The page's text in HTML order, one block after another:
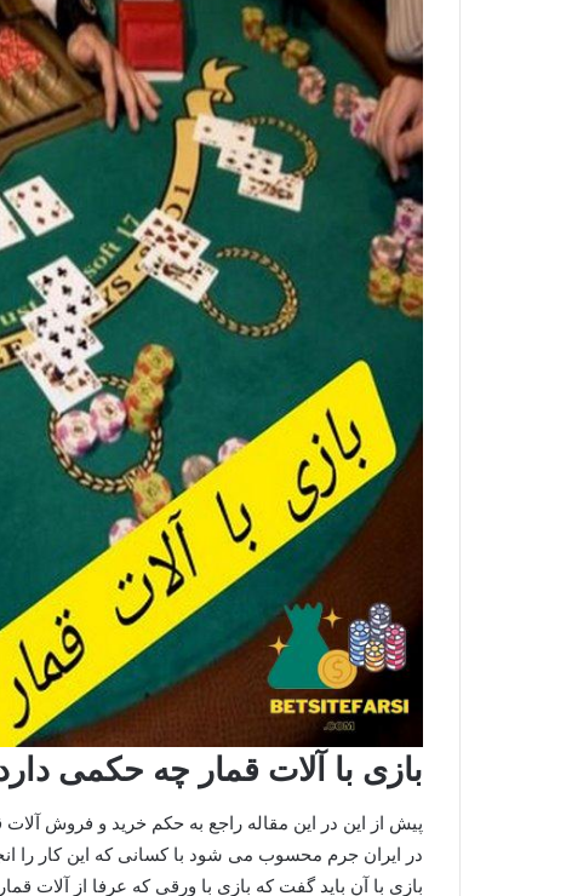
بازی با آلات قمار چه حکمی
پیش از این در این مقاله راجع به حکم خرید و فروش
در ایران جرم محسوب می شود با کسانی که این کار را
بازی با آن باید گفت که بازی با ورقی که عرفا از